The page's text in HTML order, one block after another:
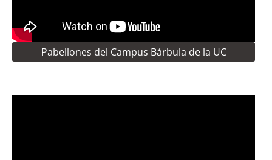
Pabellones del Campus Bárbula de la UC